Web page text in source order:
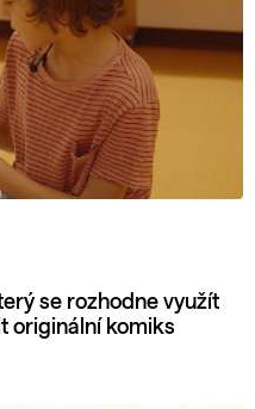
se rozhodne využít
originální komiks